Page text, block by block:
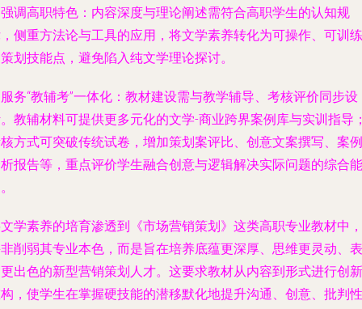
调高职特色：内容深度与理论阐述需符合高职学生的认知规
侧重方法论与工具的应用，将文学素养转化为可操作、可训练
划技能点，避免陷入纯文学理论探讨。
务“教辅考”一体化：教材建设需与教学辅导、考核评价同步设
教辅材料可提供更多元化的文学-商业跨界案例库与实训指导
方式可突破传统试卷，增加策划案评比、创意文案撰写、案例
报告等，重点评价学生融合创意与逻辑解决实际问题的综合能
学素养的培育渗透到《市场营销策划》这类高职专业教材中，
削弱其专业本色，而是旨在培养底蕴更深厚、思维更灵动、表
出色的新型营销策划人才。这要求教材从内容到形式进行创新
，使学生在掌握硬技能的潜移默化地提升沟通、创意、批判性